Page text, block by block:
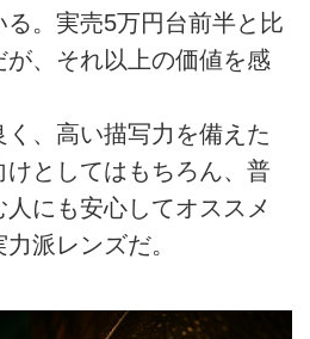
。実売5万円台前半と比
、それ以上の価値を感
、高い描写力を備えた
としてはもちろん、普
にも安心してオススメ
派レンズだ。